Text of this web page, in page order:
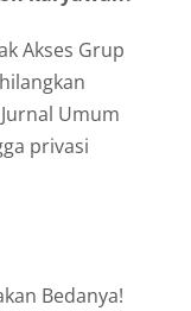
Akses Grup
Umum
privasi
Bedanya!